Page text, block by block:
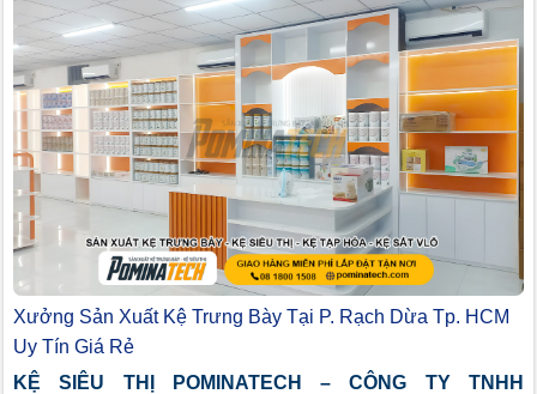
Xưởng Sản Xuất Kệ Trưng Bày Tại P. Rạch Dừa Tp. HCM
Uy Tín Giá Rẻ
KỆ SIÊU THỊ POMINATECH – CÔNG TY TNHH